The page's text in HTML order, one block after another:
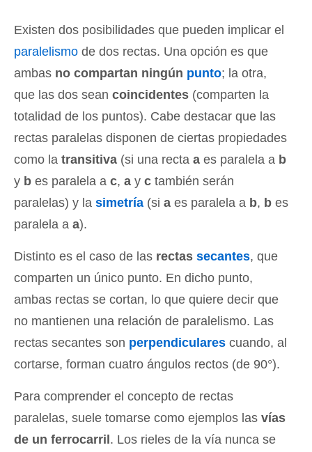
Existen dos posibilidades que pueden implicar el
paralelismo de dos rectas. Una opción es que
ambas no compartan ningún punto; la otra,
que las dos sean coincidentes (comparten la
totalidad de los puntos). Cabe destacar que las
rectas paralelas disponen de ciertas propiedades
como la transitiva (si una recta a es paralela a b
y b es paralela a c, a y c también serán
paralelas) y la simetría (si a es paralela a b, b es
paralela a a).
Distinto es el caso de las rectas secantes, que
comparten un único punto. En dicho punto,
ambas rectas se cortan, lo que quiere decir que
no mantienen una relación de paralelismo. Las
rectas secantes son perpendiculares cuando, al
cortarse, forman cuatro ángulos rectos (de 90°).
Para comprender el concepto de rectas
paralelas, suele tomarse como ejemplos las vías
de un ferrocarril. Los rieles de la vía nunca se